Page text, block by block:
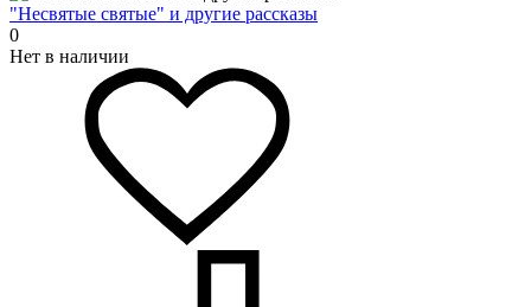
"Несвятые святые" и другие рассказы
0
Нет в наличии